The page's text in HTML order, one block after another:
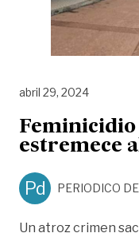
abril 29, 2024
Feminicidio
estremece
Pd PERIODICO
Un atroz crimen